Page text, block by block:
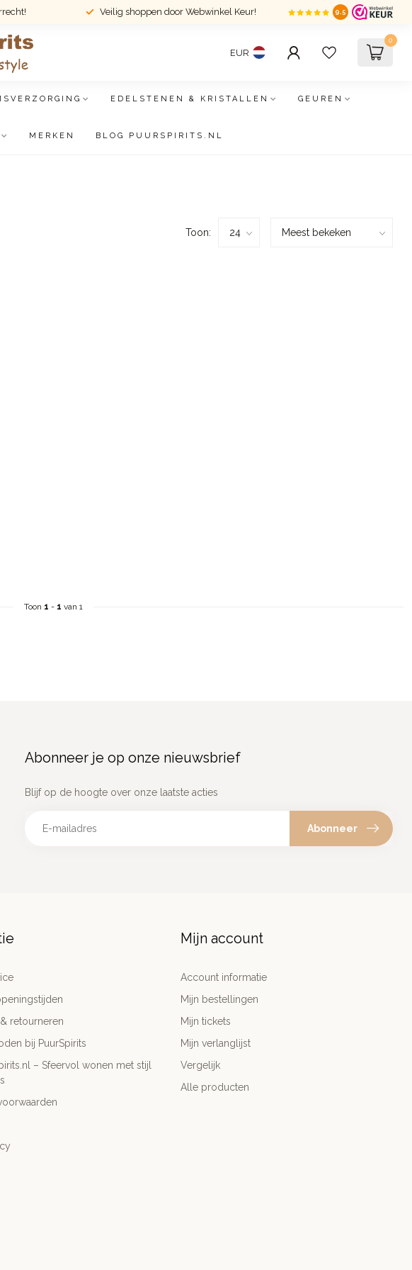
Veilig shoppen door Webwinkel Keur! 9.5
EUR
0
EDELSTENEN & KRISTALLEN GEUREN
MERKEN BLOG PUURSPIRITS.NL
Toon:
Toon 1 - 1 van 1
Abonneer je op onze nieuwsbrief
Blijf op de hoogte over onze laatste acties
Abonneer
retourneren
bij PuurSpirits
– Sfeervol wonen met stijl
Mijn account
Account informatie
Mijn bestellingen
Mijn tickets
Mijn verlanglijst
Vergelijk
Alle producten